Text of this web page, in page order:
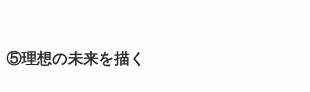
⑤理想の未来を描く